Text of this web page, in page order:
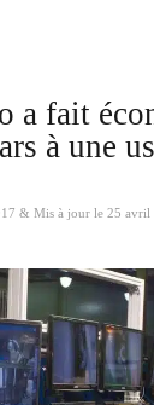
a fait
à une
& Mis à jour le 25 avril